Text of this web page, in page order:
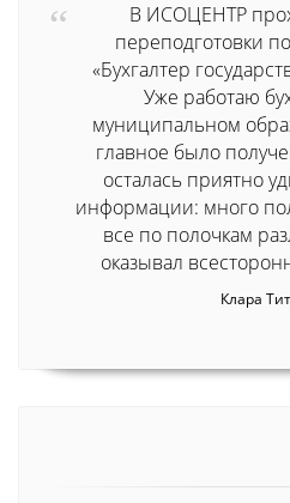
В ИСОЦЕНТР
переподготовки
«Бухгалтер
Уже работаю
муниципальном
главное было
осталась приятно
информации: много
все по полочкам
оказывал
Клара